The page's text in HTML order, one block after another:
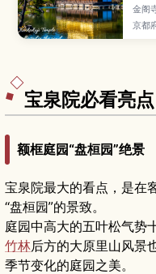
金阁
的三
你介
京都
宝泉院必看亮点
额框庭园“盘桓园”绝景
宝泉院最大的看点，是在
“盘桓园”的景致。
庭园中高大的五叶松气势
竹林后方的大原里山风景
季节变化的庭园之美。